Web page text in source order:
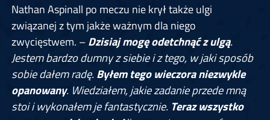
Nathan Aspinall po meczu nie krył także ulgi
związanej z tym jakże ważnym dla niego
zwycięstwem. –Dzisiaj mogę odetchnąć z ulgą.
Jestem bardzo dumny z siebie i z tego, w jaki sposób
sobie dałem radę.Byłem tego wieczora niezwykle
opanowany. Wiedziałem, jakie zadanie przede mną
stoi i wykonałem je fantastycznie. Teraz wszystko